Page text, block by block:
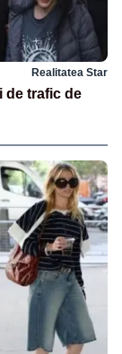
Realitatea Star
de trafic de